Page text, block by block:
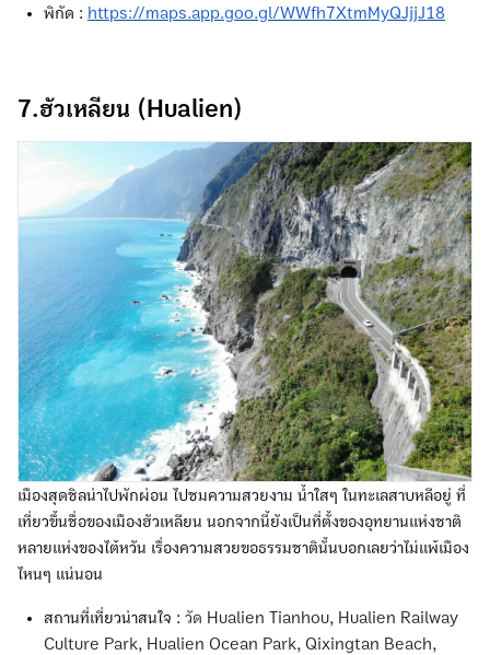
พิกัด : https://maps.app.goo.gl/WWfh7XtmMyQJjjJ18
7.ฮัวเหลียน (Hualien)
เมืองสุดชิลน่าไปพักผ่อน ไปชมความสวยงาม น้ำใสๆ ในทะเลสาบหลีอยู่ ที่
เที่ยวขึ้นชื่อของเมืองฮัวเหลียน นอกจากนี้ยังเป็นที่ตั้งของอุทยานแห่งชาติ
หลายแห่งของไต้หวัน เรื่องความสวยขอธรรมชาตินั้นบอกเลยว่าไม่แพ้เมือง
ไหนๆ แน่นอน
สถานที่เที่ยวน่าสนใจ : วัด Hualien Tianhou, Hualien Railway
Culture Park, Hualien Ocean Park, Qixingtan Beach,